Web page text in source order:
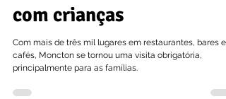
de semana em Moncton
com crianças
Com mais de três mil lugares em restaurantes, bares e
principalmente para as famílias.